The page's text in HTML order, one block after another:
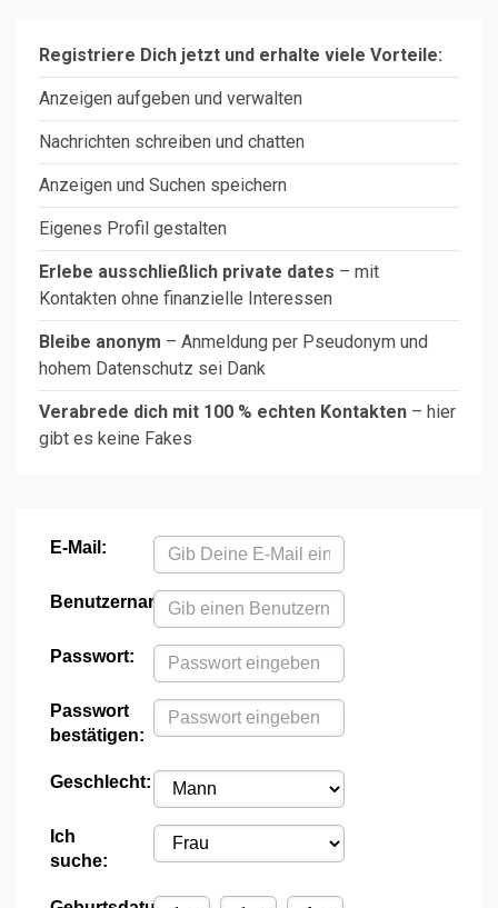
Registriere Dich jetzt und erhalte viele Vorteile:
Anzeigen aufgeben und verwalten
Nachrichten schreiben und chatten
Anzeigen und Suchen speichern
Eigenes Profil gestalten
Erlebe ausschließlich private dates – mit
Kontakten ohne finanzielle Interessen
Bleibe anonym – Anmeldung per Pseudonym und
hohem Datenschutz sei Dank
Verabrede dich mit 100 % echten Kontakten – hier
gibt es keine Fakes